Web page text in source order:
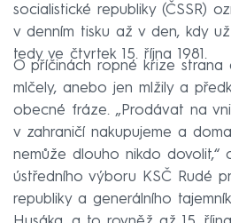
socialistické republiky (ČSSR)
v denním tisku až v den, kdy
tedy ve čtvrtek 15. října 1981.
O příčinách ropné krize strana
mlčely, anebo jen mlžily a
obecné fráze. „Prodávat na
v zahraničí nakupujeme a
nemůže dlouho nikdo dovolit,“
ústředního výboru KSČ Rudé
republiky a generálního